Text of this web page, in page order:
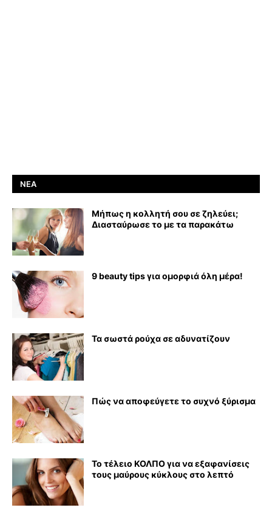
ΝΈΑ
Μήπως η κολλητή σου σε ζηλεύει;
Διασταύρωσε το με τα παρακάτω
9 beauty tips για ομορφιά όλη μέρα!
Τα σωστά ρούχα σε αδυνατίζουν
Πώς να αποφεύγετε το συχνό ξύρισμα
Το τέλειο ΚΟΛΠΟ για να εξαφανίσεις
τους μαύρους κύκλους στο λεπτό